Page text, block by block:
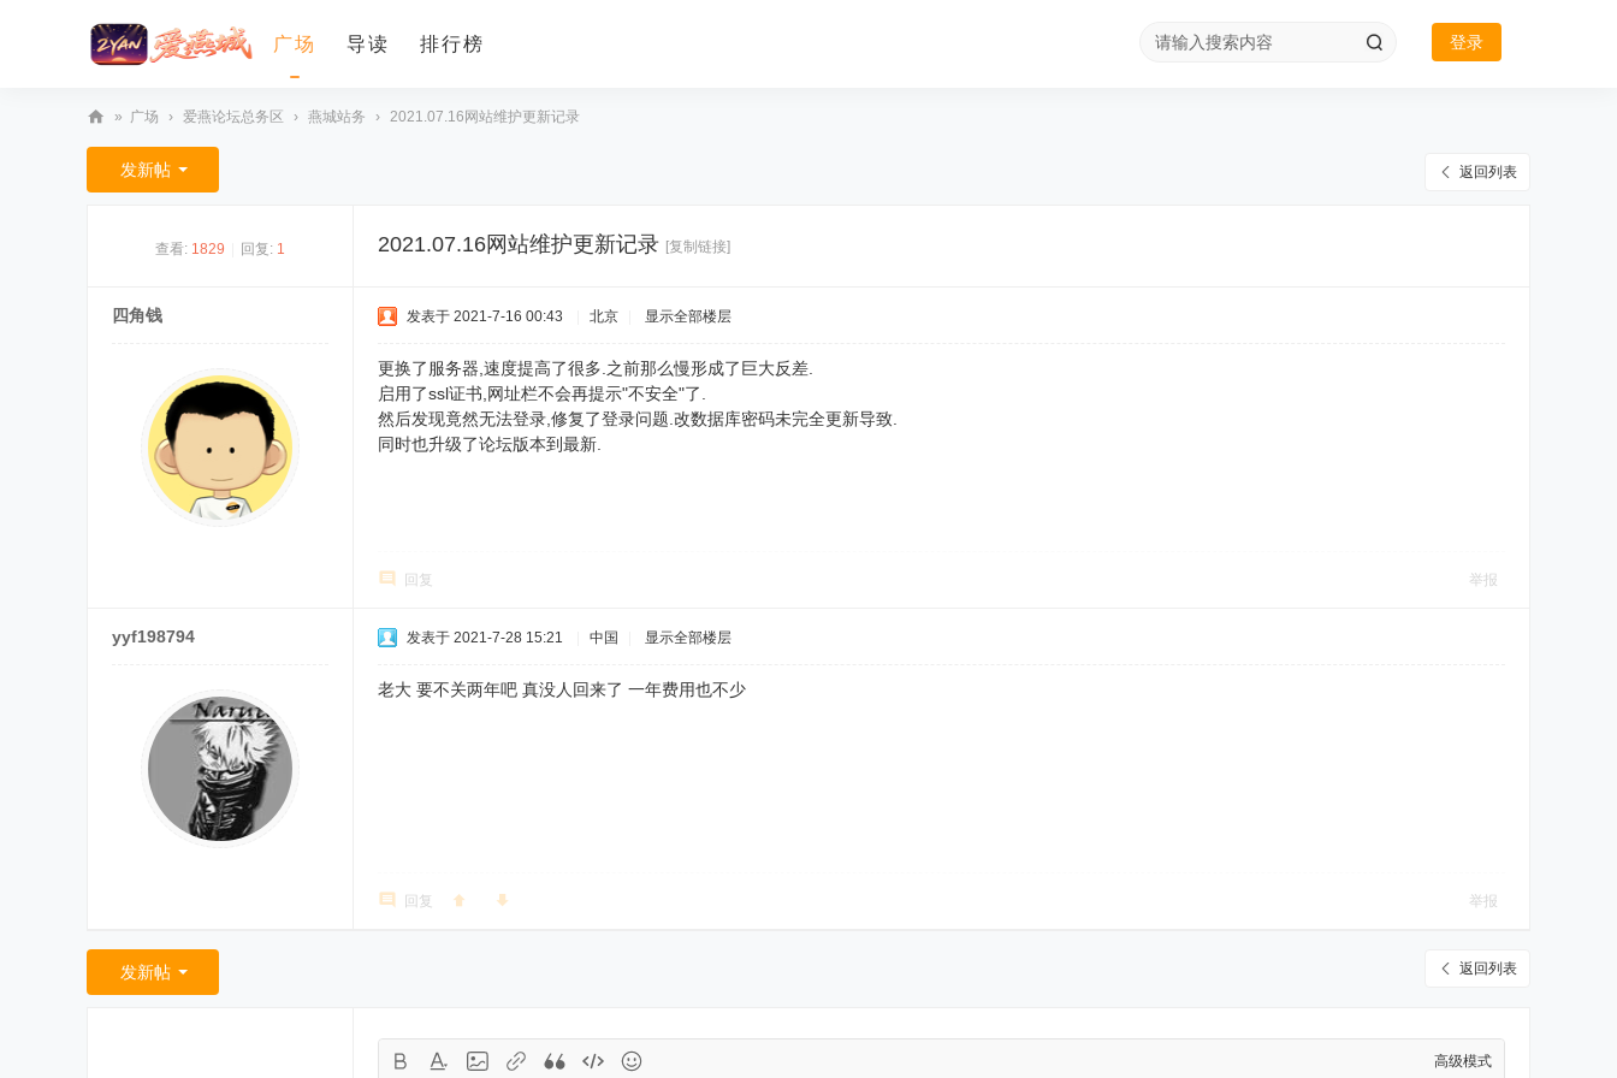
广场 导读 排行榜 登录
爱
燕
» 广场 › 爱燕论坛总务区 › 燕城站务 › 2021.07.16网站维护更新记录
返回列表
发新帖
查看: 1829 回复: 1 2021.07.16网站维护更新记录 [复制链接]
四角钱 发表于 2021-7-16 00:43 北京 显示全部楼层
更换了服务器,速度提高了很多.之前那么慢形成了巨大反差.
启用了ssl证书,网址栏不会再提示"不安全"了.
然后发现竟然无法登录,修复了登录问题.改数据库密码未完全更新导致.
同时也升级了论坛版本到最新.
回复 举报
yyf198794 发表于 2021-7-28 15:21 中国 显示全部楼层
老大 要不关两年吧 真没人回来了 一年费用也不少
回复 举报
返回列表
发新帖
高级模式